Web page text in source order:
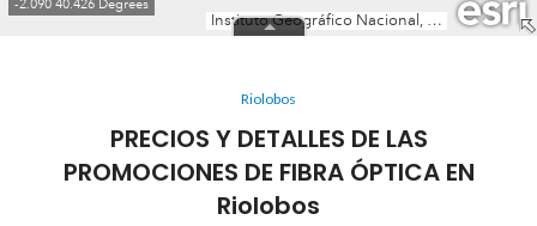
Riolobos
PRECIOS Y DETALLES DE LAS
PROMOCIONES DE FIBRA ÓPTICA EN
Riolobos